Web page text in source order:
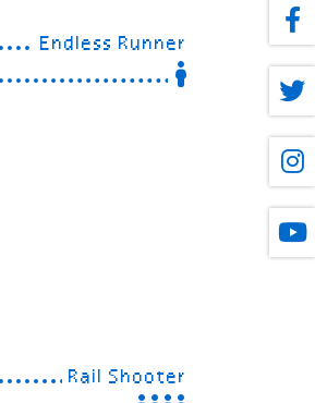
Endless Runner
Rail Shooter